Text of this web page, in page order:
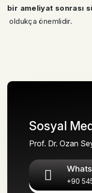
bir ameliyat sonrası
oldukça önemlidir.
Sosyal
Prof. Dr. Ozan
+90